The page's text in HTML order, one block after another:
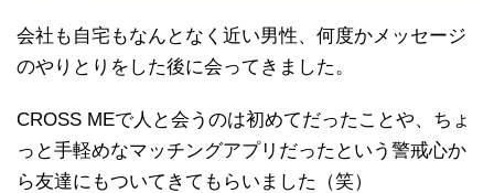
会社も自宅もなんとなく近い男性、何度かメッセージ
のやりとりをした後に会ってきました。
CROSS MEで人と会うのは初めてだったことや、ちょ
っと手軽めなマッチングアプリだったという警戒心か
ら友達にもついてきてもらいました（笑）